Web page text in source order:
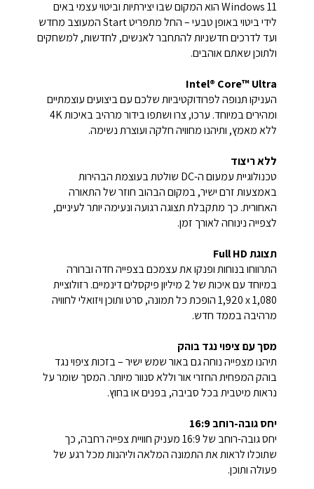
Windows 11 הוא המקום שבו יצירתיות וביטוי עצמי באים
לידי ביטוי באופן טבעי – החל מתפריט Start המעוצב מחדש
ועד לדרכים חדשניות להתחבר לאנשים, לחדשות, למשחקים
ולתוכן שאתם אוהבים.
Intel® Core™ Ultra
העניקו תנופה לפרודוקטיביות שלכם עם ביצועים עוצמתיים
ומהירים במיוחד. ערכו, צרו ושתפו בידור מרהיב באיכות 4K
ללא מאמץ, ותיהנו מחוויה חלקה ועוצרת נשימה.
ללא ריצוד
טכנולוגיית עמעום ה-DC שולטת בעוצמת הבהירות
באמצעות זרם ישיר, במקום הבהוב חוזר של התאורה
האחורית. כך מתקבלת תצוגה רגועה ונעימה יותר לעיניים,
לצפייה נינוחה לאורך זמן.
תצוגת Full HD
התרווחו בנוחות ופנקו את עצמכם בצפייה חדה וברורה
במיוחד עם איכות של 2 מיליון פיקסלים דינמיים. רזולוציית
‎1,920 x 1,080 הופכת כל תמונה, סרט ותוכן ויזואלי לחוויה
מרהיבה בממד חדש.
מסך עם ציפוי נגד בוהק
תיהנו מצפייה נוחה גם באור שמש ישיר – בזכות ציפוי נגד
בוהק המפחית החזרי אור וללא סנוור מיותר. המסך שומר על
נראות מיטבית בכל סביבה, בפנים או בחוץ.
יחס גובה-רוחב 16:9
יחס גובה-רוחב של 16:9 מעניק חוויית צפייה רחבה, כך
שתוכלו לראות את התמונה המלאה וליהנות מכל רגע של
פעולה ותוכן.